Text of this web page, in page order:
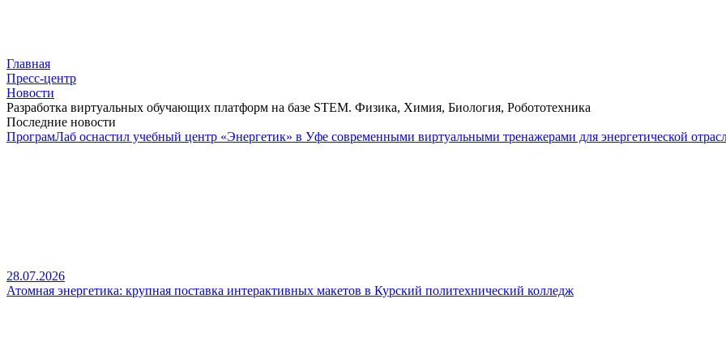
Главная
Пресс-центр
Новости
Разработка виртуальных обучающих платформ на базе STEM. Физика, Химия, Биология, Робототехника
Последние новости
ПрограмЛаб оснастил учебный центр «Энергетик» в Уфе современными виртуальными тренажерами для энергетической
28.07.2026
Атомная энергетика: крупная поставка интерактивных макетов в Курский политехнический колледж